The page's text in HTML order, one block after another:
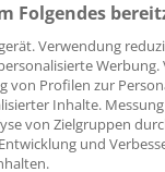
Folgendes
Verwendung
von Profilen zur
Inhalte.
von Zielgruppen
und